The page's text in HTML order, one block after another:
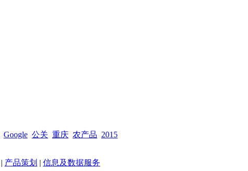
Google 公关 重庆 农产品 2015
| 产品策划 | 信息及数据服务